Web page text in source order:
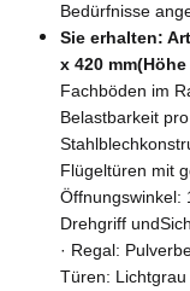
Bedürfnisse
Sie erhalten:
x 420
Fachböden im
Belastbarkeit
Flügeltüren mit
Öffnungswinkel:
Drehgriff
· Regal:
Türen: Lichtgrau